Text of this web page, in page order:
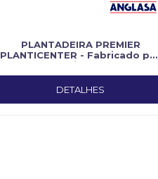
PLANTADEIRA PREMIER
PLANTICENTER - Fabricado por
Planti Center
DETALHES